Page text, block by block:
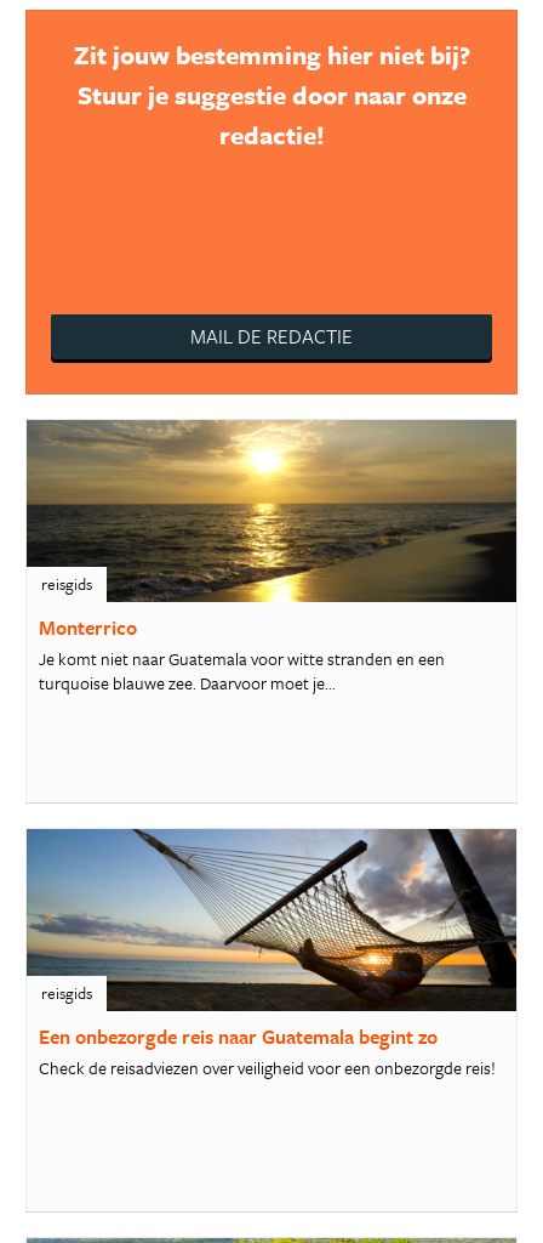
Zit jouw bestemming hier niet bij?
Stuur je suggestie door naar onze
redactie!
MAIL DE REDACTIE
reisgids
Monterrico
Je komt niet naar Guatemala voor witte stranden en een
turquoise blauwe zee. Daarvoor moet je...
reisgids
Een onbezorgde reis naar Guatemala begint zo
Check de reisadviezen over veiligheid voor een onbezorgde reis!